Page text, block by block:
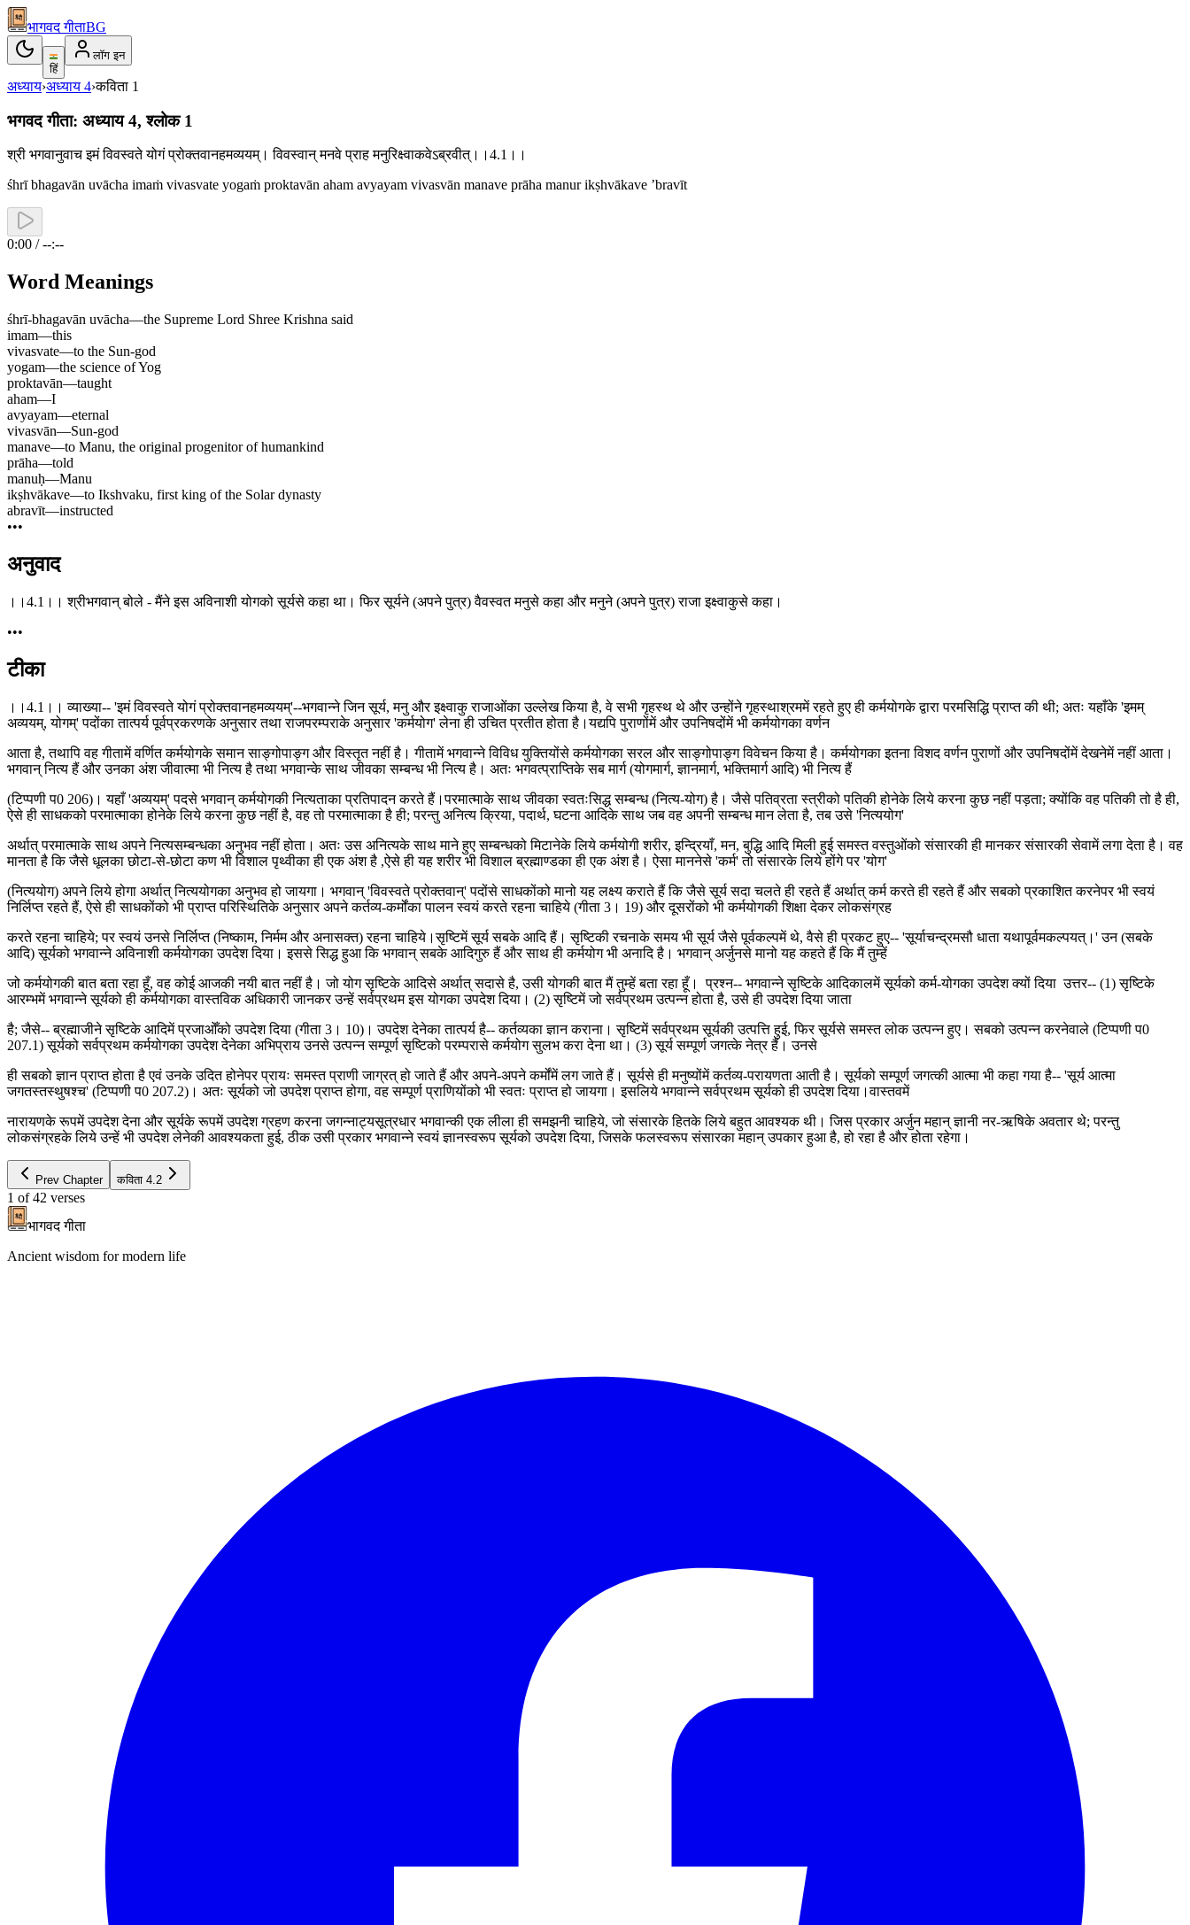
भागवद गीताBG
हिं
लॉग इन
अध्याय›अध्याय 4›कविता 1
भगवद गीता: अध्याय 4, श्लोक 1
श्री भगवानुवाच इमं विवस्वते योगं प्रोक्तवानहमव्ययम्। विवस्वान् मनवे प्राह मनुरिक्ष्वाकवेऽब्रवीत्।।4.1।।
śhrī bhagavān uvācha imaṁ vivasvate yogaṁ proktavān aham avyayam vivasvān manave prāha manur ikṣhvākave ’bravīt
0:00 / --:--
Word Meanings
śhrī-bhagavān uvācha—the Supreme Lord Shree Krishna said
imam—this
vivasvate—to the Sun-god
yogam—the science of Yog
proktavān—taught
aham—I
avyayam—eternal
vivasvān—Sun-god
manave—to Manu, the original progenitor of humankind
prāha—told
manuḥ—Manu
ikṣhvākave—to Ikshvaku, first king of the Solar dynasty
abravīt—instructed
•••
अनुवाद
।।4.1।। श्रीभगवान् बोले - मैंने इस अविनाशी योगको सूर्यसे कहा था। फिर सूर्यने (अपने पुत्र) वैवस्वत मनुसे कहा और मनुने (अपने पुत्र) राजा इक्ष्वाकुसे कहा।
•••
टीका
।।4.1।। व्याख्या-- 'इमं विवस्वते योगं प्रोक्तवानहमव्ययम्'--भगवान्ने जिन सूर्य, मनु और इक्ष्वाकु राजाओंका उल्लेख किया है, वे सभी गृहस्थ थे और उन्होंने गृहस्थाश्रममें रहते हुए ही कर्मयोगके द्वारा परमसिद्धि प्राप्त की थी; अतः यहाँके 'इमम्
अव्ययम्, योगम्' पदोंका तात्पर्य पूर्वप्रकरणके अनुसार तथा राजपरम्पराके अनुसार 'कर्मयोग' लेना ही उचित प्रतीत होता है।यद्यपि पुराणोंमें और उपनिषदोंमें भी कर्मयोगका वर्णन
आता है, तथापि वह गीतामें वर्णित कर्मयोगके समान साङ्गोपाङ्ग और विस्तृत नहीं है। गीतामें भगवान्ने विविध युक्तियोंसे कर्मयोगका सरल और साङ्गोपाङ्ग विवेचन किया है। कर्मयोगका इतना विशद वर्णन पुराणों और उपनिषदोंमें देखनेमें नहीं आता।
भगवान् नित्य हैं और उनका अंश जीवात्मा भी नित्य है तथा भगवान्के साथ जीवका सम्बन्ध भी नित्य है। अतः भगवत्प्राप्तिके सब मार्ग (योगमार्ग, ज्ञानमार्ग, भक्तिमार्ग आदि) भी नित्य हैं
(टिप्पणी प0 206)। यहाँ 'अव्ययम्' पदसे भगवान् कर्मयोगकी नित्यताका प्रतिपादन करते हैं।परमात्माके साथ जीवका स्वतःसिद्ध सम्बन्ध (नित्य-योग) है। जैसे पतिव्रता स्त्रीको पतिकी होनेके लिये करना कुछ नहीं पड़ता; क्योंकि वह पतिकी तो है ही,
ऐसे ही साधकको परमात्माका होनेके लिये करना कुछ नहीं है, वह तो परमात्माका है ही; परन्तु अनित्य क्रिया, पदार्थ, घटना आदिके साथ जब वह अपनी सम्बन्ध मान लेता है, तब उसे 'नित्ययोग'
अर्थात् परमात्माके साथ अपने नित्यसम्बन्धका अनुभव नहीं होता। अतः उस अनित्यके साथ माने हुए सम्बन्धको मिटानेके लिये कर्मयोगी शरीर, इन्द्रियाँ, मन, बुद्धि आदि मिली हुई समस्त वस्तुओंको संसारकी ही मानकर संसारकी सेवामें लगा देता है। वह
मानता है कि जैसे धूलका छोटा-से-छोटा कण भी विशाल पृथ्वीका ही एक अंश है ,ऐसे ही यह शरीर भी विशाल ब्रह्माण्डका ही एक अंश है। ऐसा माननेसे 'कर्म' तो संसारके लिये होंगे पर 'योग'
(नित्ययोग) अपने लिये होगा अर्थात् नित्ययोगका अनुभव हो जायगा। भगवान् 'विवस्वते प्रोक्तवान्' पदोंसे साधकोंको मानो यह लक्ष्य कराते हैं कि जैसे सूर्य सदा चलते ही रहते हैं अर्थात् कर्म करते ही रहते हैं और सबको प्रकाशित करनेपर भी स्वयं
निर्लिप्त रहते हैं, ऐसे ही साधकोंको भी प्राप्त परिस्थितिके अनुसार अपने कर्तव्य-कर्मोंका पालन स्वयं करते रहना चाहिये (गीता 3। 19) और दूसरोंको भी कर्मयोगकी शिक्षा देकर लोकसंग्रह
करते रहना चाहिये; पर स्वयं उनसे निर्लिप्त (निष्काम, निर्मम और अनासक्त) रहना चाहिये।सृष्टिमें सूर्य सबके आदि हैं। सृष्टिकी रचनाके समय भी सूर्य जैसे पूर्वकल्पमें थे, वैसे ही प्रकट हुए-- 'सूर्याचन्द्रमसौ धाता यथापूर्वमकल्पयत्।' उन (सबके
आदि) सूर्यको भगवान्ने अविनाशी कर्मयोगका उपदेश दिया। इससे सिद्ध हुआ कि भगवान् सबके आदिगुरु हैं और साथ ही कर्मयोग भी अनादि है। भगवान् अर्जुनसे मानो यह कहते हैं कि मैं तुम्हें
जो कर्मयोगकी बात बता रहा हूँ, वह कोई आजकी नयी बात नहीं है। जो योग सृष्टिके आदिसे अर्थात् सदासे है, उसी योगकी बात मैं तुम्हें बता रहा हूँ। प्रश्न-- भगवान्ने सृष्टिके आदिकालमें सूर्यको कर्म-योगका उपदेश क्यों दिया उत्तर-- (1) सृष्टिके
आरम्भमें भगवान्ने सूर्यको ही कर्मयोगका वास्तविक अधिकारी जानकर उन्हें सर्वप्रथम इस योगका उपदेश दिया। (2) सृष्टिमें जो सर्वप्रथम उत्पन्न होता है, उसे ही उपदेश दिया जाता
है; जैसे-- ब्रह्माजीने सृष्टिके आदिमें प्रजाओँको उपदेश दिया (गीता 3। 10)। उपदेश देनेका तात्पर्य है-- कर्तव्यका ज्ञान कराना। सृष्टिमें सर्वप्रथम सूर्यकी उत्पत्ति हुई, फिर सूर्यसे समस्त लोक उत्पन्न हुए। सबको उत्पन्न करनेवाले (टिप्पणी प0
207.1) सूर्यको सर्वप्रथम कर्मयोगका उपदेश देनेका अभिप्राय उनसे उत्पन्न सम्पूर्ण सृष्टिको परम्परासे कर्मयोग सुलभ करा देना था। (3) सूर्य सम्पूर्ण जगत्के नेत्र हैं। उनसे
ही सबको ज्ञान प्राप्त होता है एवं उनके उदित होनेपर प्रायः समस्त प्राणी जाग्रत् हो जाते हैं और अपने-अपने कर्मोंमें लग जाते हैं। सूर्यसे ही मनुष्योंमें कर्तव्य-परायणता आती है। सूर्यको सम्पूर्ण जगत्की आत्मा भी कहा गया है-- 'सूर्य आत्मा
जगतस्तस्थुषश्च' (टिप्पणी प0 207.2)। अतः सूर्यको जो उपदेश प्राप्त होगा, वह सम्पूर्ण प्राणियोंको भी स्वतः प्राप्त हो जायगा। इसलिये भगवान्ने सर्वप्रथम सूर्यको ही उपदेश दिया।वास्तवमें
नारायणके रूपमें उपदेश देना और सूर्यके रूपमें उपदेश ग्रहण करना जगन्नाट्यसूत्रधार भगवान्की एक लीला ही समझनी चाहिये, जो संसारके हितके लिये बहुत आवश्यक थी। जिस प्रकार अर्जुन महान् ज्ञानी नर-ऋषिके अवतार थे; परन्तु
लोकसंग्रहके लिये उन्हें भी उपदेश लेनेकी आवश्यकता हुई, ठीक उसी प्रकार भगवान्ने स्वयं ज्ञानस्वरूप सूर्यको उपदेश दिया, जिसके फलस्वरूप संसारका महान् उपकार हुआ है, हो रहा है और होता रहेगा।
Prev Chapter कविता 4.2
1 of 42 verses
भागवद गीता
Ancient wisdom for modern life